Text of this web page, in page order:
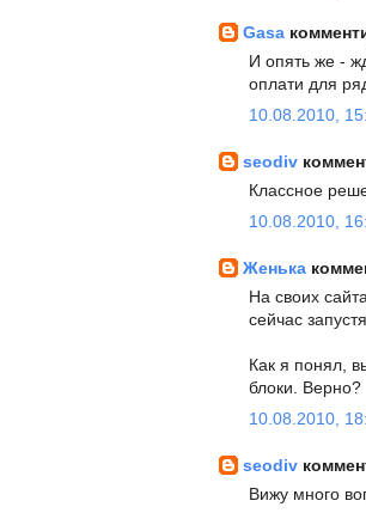
Gasa
И опять же -
оплати для
10.08.2010,
seodiv
Классное
10.08.2010,
Женька
На своих
сейчас
Как я понял,
блоки. Верно?
10.08.2010,
seodiv
Вижу много